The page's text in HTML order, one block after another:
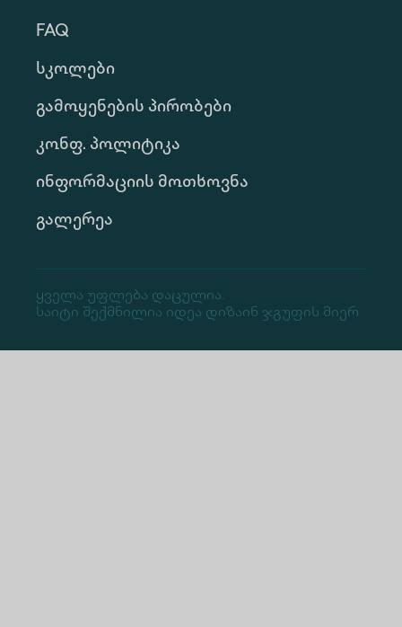
FAQ
Სკოლები
Გამოყენების Პირობები
Კონფ. Პოლიტიკა
Ინფორმაციის Მოთხოვნა
Გალერეა
Ყველა Უფლება Დაცულია.
Საიტი Შექმნილია Იდეა Დიზაინ Ჯგუფის Მიერ